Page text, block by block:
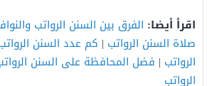
اقرأ أيضا: الفرق بين السنن الرواتب
صلاة السنن الرواتب | كم عدد السنن
الرواتب | فضل المحافظة على السنن
الرواتب